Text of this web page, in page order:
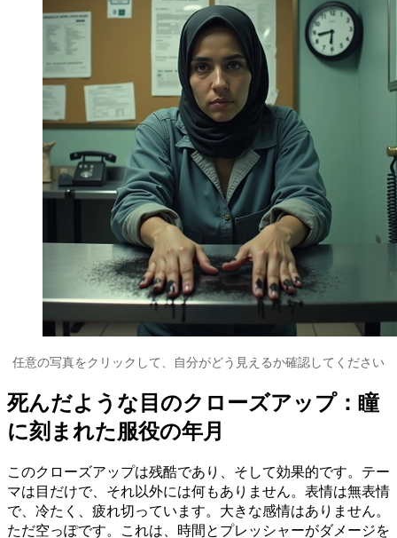
任意の写真をクリックして、自分がどう見えるか確認してください
死んだような目のクローズアップ：瞳
に刻まれた服役の年月
このクローズアップは残酷であり、そして効果的です。テー
マは目だけで、それ以外には何もありません。表情は無表情
で、冷たく、疲れ切っています。大きな感情はありません。
ただ空っぽです。これは、時間とプレッシャーがダメージを